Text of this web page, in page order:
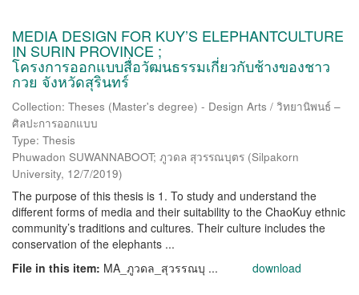
MEDIA DESIGN FOR KUY’S ELEPHANTCULTURE
IN SURIN PROVINCE ;
โครงการออกแบบสื่อวัฒนธรรมเกี่ยวกับช้างของชาว
กวย จังหวัดสุรินทร์
Collection: Theses (Master's degree) - Design Arts / วิทยานิพนธ์ –
ศิลปะการออกแบบ
Type: Thesis
Phuwadon SUWANNABOOT; ภูวดล สุวรรณบุตร (Silpakorn
University, 12/7/2019)
The purpose of this thesis is 1. To study and understand the
different forms of media and their suitability to the ChaoKuy ethnic
community’s traditions and cultures. Their culture includes the
conservation of the elephants ...
File in this item: MA_ภูวดล_สุวรรณบุ ... download